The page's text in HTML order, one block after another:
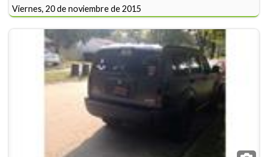
Viernes, 20 de noviembre de 2015